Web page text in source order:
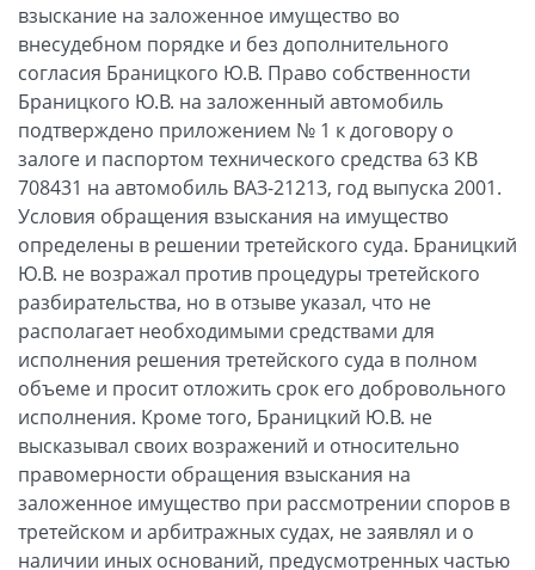
взыскание на заложенное имущество во
внесудебном порядке и без дополнительного
согласия Браницкого Ю.В. Право собственности
Браницкого Ю.В. на заложенный автомобиль
подтверждено приложением № 1 к договору о
залоге и паспортом технического средства 63 КВ
708431 на автомобиль ВАЗ-21213, год выпуска 2001.
Условия обращения взыскания на имущество
определены в решении третейского суда. Браницкий
Ю.В. не возражал против процедуры третейского
разбирательства, но в отзыве указал, что не
располагает необходимыми средствами для
исполнения решения третейского суда в полном
объеме и просит отложить срок его добровольного
исполнения. Кроме того, Браницкий Ю.В. не
высказывал своих возражений и относительно
правомерности обращения взыскания на
заложенное имущество при рассмотрении споров в
третейском и арбитражных судах, не заявлял и о
наличии иных оснований, предусмотренных частью